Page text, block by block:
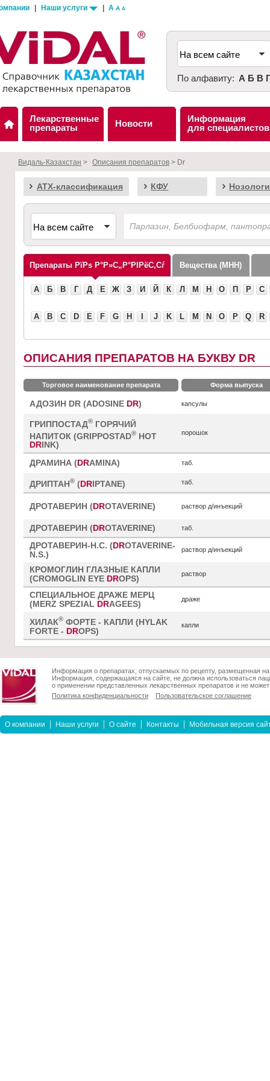
Наши услуги A A A
По алфавиту: А Б В
Лекарственные
препараты
Новости
Информация
для специалистов
Видаль-Казахстан > Описания препаратов > Dr
АТХ-классификация КФУ
Препараты Вещества (МНН)
А Б В Г Д Е Ж З И Й К Л М Н О П Р С
A B C D E F G H J K L M N O P Q R
ОПИСАНИЯ ПРЕПАРАТОВ НА БУКВУ DR
Торговое наименование препарата Форма выпуска
АДОЗИН DR (ADOSINE DR) капсулы
ГРИППОСТАД® ГОРЯЧИЙ
НАПИТОК (GRIPPOSTAD® HOT
DR INK)
порошок
ДРАМИНА ( DRAMINA) таб.
ДРИПТАН® (DRIPTANE) таб.
ДРОТАВЕРИН ( DROTAVERINE) раствор д/инъекций
ДРОТАВЕРИН ( DROTAVERINE) таб.
ДРОТАВЕРИН-Н.С. ( DROTAVERINE-
N.S.)
раствор д/инъекций
КРОМОГЛИН ГЛАЗНЫЕ КАПЛИ
(CROMOGLIN EYE DROPS)
раствор
СПЕЦИАЛЬНОЕ ДРАЖЕ МЕРЦ
(MERZ SPEZIAL DRAGEES)
драже
ХИЛАК® ФОРТЕ - КАПЛИ (HYLAK
FORTE - DROPS)
капли
Информация о препаратах, отпускаемых по рецепту, размещенная
Информация, содержащаяся на сайте, не должна использоваться
о применении представленных лекарственных препаратов и не
Политика конфиденциальности
Пользовательское соглашение
О компании Наши услуги О сайте Контакты Мобильная версия